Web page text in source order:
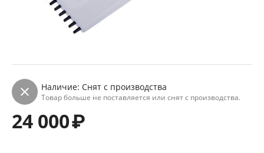
Наличие: Снят с производства
Товар больше не поставляется или снят с производства.
24 000₽